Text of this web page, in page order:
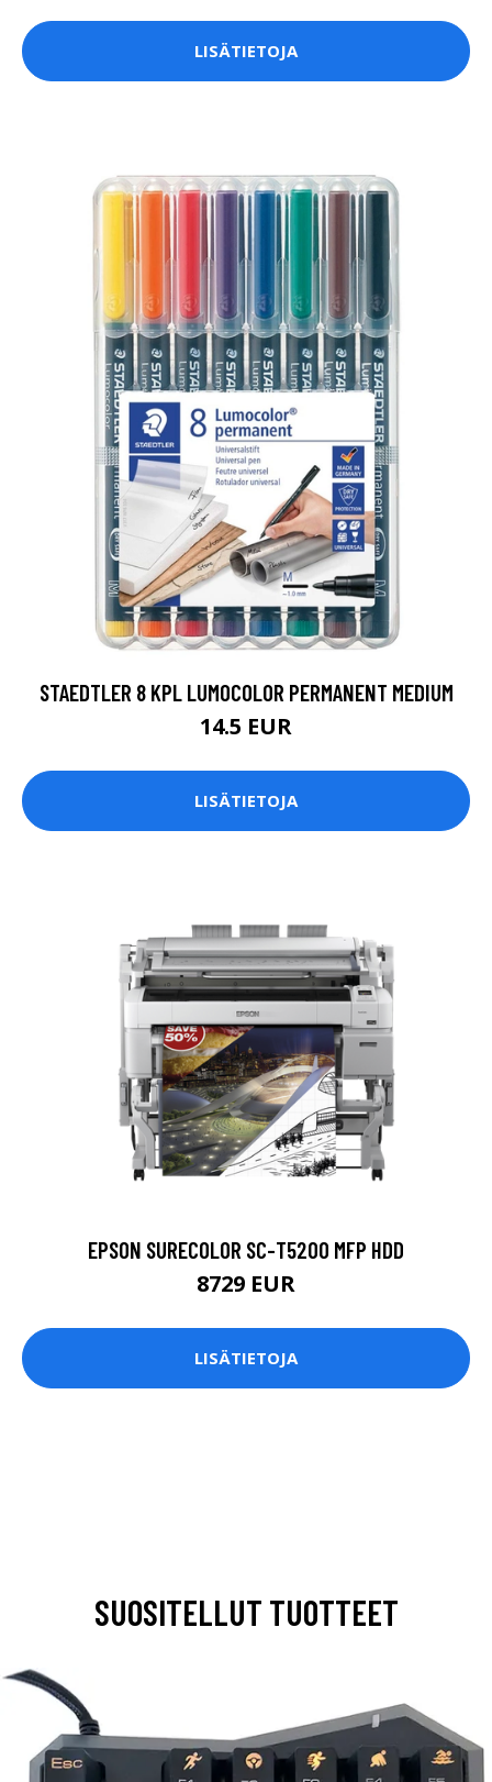
LISÄTIETOJA
STAEDTLER 8 KPL LUMOCOLOR PERMANENT MEDIUM
14.5 EUR
LISÄTIETOJA
EPSON SURECOLOR SC-T5200 MFP HDD
8729 EUR
LISÄTIETOJA
SUOSITELLUT TUOTTEET